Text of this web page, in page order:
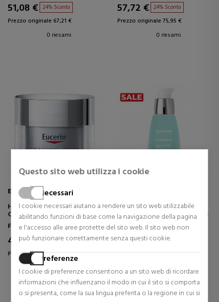
Questo sito web utilizza i cookie
Necessari
I cookie necessari aiutano a rendere un sito web utilizzabile
abilitando funzioni di base come la navigazione della pagina
e l'accesso alle aree protette del sito web. Il sito web non
può funzionare correttamente senza questi cookie.
Preferenze
I cookie di preferenze consentono a un sito web di ricordare
informazioni che influenzano il modo in cui il sito si comporta
o si presenta, come la sua lingua preferita o la regione in cui si
51,08 € 24% Sconto
Prezzo originale 67,21 €
0 riesami
57,72 € 24% Sconto
Prezzo originale 75,95 €
0 riesami
EUCERIN
HYALURON FILLER NIGHT
CREMA RIPARATRICE NOTTE
Facciale
42,50 € 8% Sconto
Prezzo originale 46,20 €
0 riesami
HYDRASKIN SERUM
SIERO IDRATANTE INTENSIVO
Facciale
44,80 € 24% Sconto
Prezzo originale 58,95 €
0 riesami